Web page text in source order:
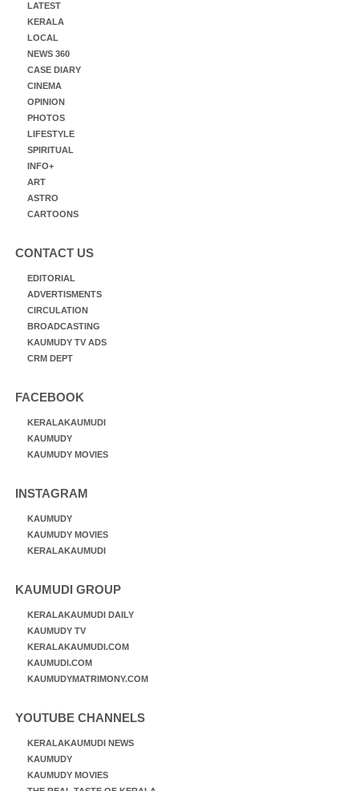
LATEST
KERALA
LOCAL
NEWS 360
CASE DIARY
CINEMA
OPINION
PHOTOS
LIFESTYLE
SPIRITUAL
INFO+
ART
ASTRO
CARTOONS
CONTACT US
EDITORIAL
ADVERTISMENTS
CIRCULATION
BROADCASTING
KAUMUDY TV ADS
CRM DEPT
FACEBOOK
KERALAKAUMUDI
KAUMUDY
KAUMUDY MOVIES
INSTAGRAM
KAUMUDY
KAUMUDY MOVIES
KERALAKAUMUDI
KAUMUDI GROUP
KERALAKAUMUDI DAILY
KAUMUDY TV
KERALAKAUMUDI.COM
KAUMUDI.COM
KAUMUDYMATRIMONY.COM
YOUTUBE CHANNELS
KERALAKAUMUDI NEWS
KAUMUDY
KAUMUDY MOVIES